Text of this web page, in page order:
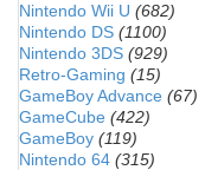
Nintendo Wii U (682)
Nintendo DS (1100)
Nintendo 3DS (929)
Retro-Gaming (15)
GameBoy Advance (67)
GameCube (422)
GameBoy (119)
Nintendo 64 (315)